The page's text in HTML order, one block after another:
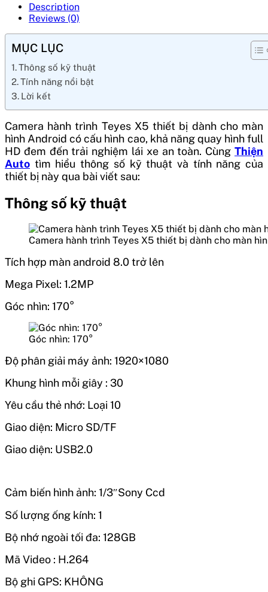
Description
Reviews (0)
MỤC LỤC
Thông số kỹ thuật
Tính năng nổi bật
Lời kết
Camera hành trình Teyes X5 thiết bị dành cho màn
hình Android có cấu hình cao, khả năng quay hình full
HD đem đến trải nghiệm lái xe an toàn. Cùng Thiện
Auto tìm hiểu thông số kỹ thuật và tính năng của
thiết bị này qua bài viết sau:
Thông số kỹ thuật
Camera hành trình Teyes X5 thiết bị dành cho màn
Tích hợp màn android 8.0 trở lên
Mega Pixel: 1.2MP
Góc nhìn: 170°
Góc nhìn: 170°
Độ phân giải máy ảnh: 1920×1080
Khung hình mỗi giây : 30
Yêu cầu thẻ nhớ: Loại 10
Giao diện: Micro SD/TF
Giao diện: USB2.0
Cảm biến hình ảnh: 1/3″Sony Ccd
Số lượng ống kính: 1
Bộ nhớ ngoài tối đa: 128GB
Mã Video : H.264
Bộ ghi GPS: KHÔNG